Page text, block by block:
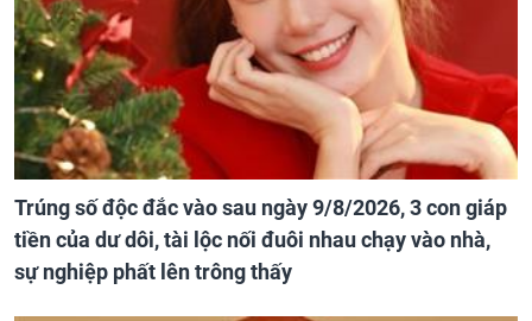
Trúng số độc đắc vào sau ngày 9/8/2026, 3 con giáp
tiền của dư dôi, tài lộc nối đuôi nhau chạy vào nhà,
sự nghiệp phất lên trông thấy